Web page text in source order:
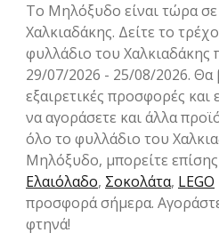
Το Μηλόξυδο είναι τώρα
Χαλκιαδάκης. Δείτε το
φυλλάδιο του Χαλκιαδάκης
29/07/2026 - 25/08/2026. Θα
εξαιρετικές προσφορές και
να αγοράσετε και άλλα
όλο το φυλλάδιο του
Μηλόξυδο, μπορείτε επίσης
Ελαιόλαδο, Σοκολάτα, LEGO
προσφορά σήμερα.
φτηνά!